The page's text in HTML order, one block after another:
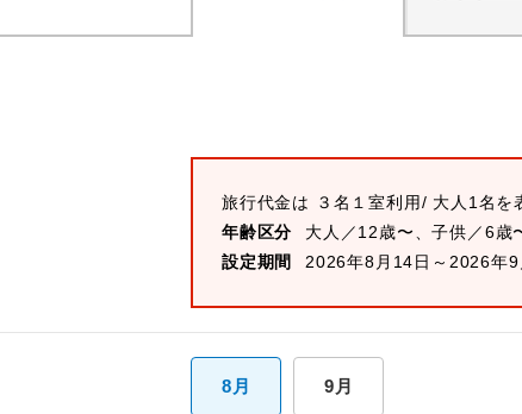
旅行代金は ３名１室利用/ 大人1名を
年齢区分
大人／12歳〜、子供／6歳
設定期間
2026年8月14日～2026年9
8月 9月